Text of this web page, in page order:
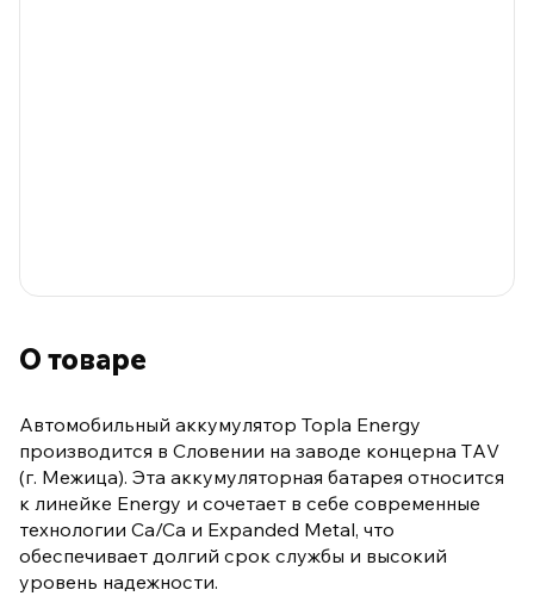
О товаре
Автомобильный аккумулятор Topla Energy
производится в Словении на заводе концерна TАV
(г. Межица). Эта аккумуляторная батарея относится
к линейке Energy и сочетает в себе современные
технологии Ca/Ca и Expanded Metal, что
обеспечивает долгий срок службы и высокий
уровень надежности.